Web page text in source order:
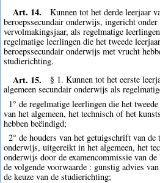
Art. 14.
Kunnen tot het derde leerjaar
beroepssecundair onderwijs, ingericht onder
vervolmakingsjaar, als regelmatige
regelmatige leerlingen die het tweede
beroepssecundair onderwijs met vrucht
studierichting.
Art. 15.
§ 1. Kunnen tot het eerste
algemeen secundair onderwijs als
1° de regelmatige leerlingen die het
van het algemeen, het technisch of het
hebben beëindigd;
2° de houders van het getuigschrift van de
onderwijs, uitgereikt in het algemeen, het
onderwijs door de examencommissie van
de volgende voorwaarde : gunstig advies
de keuze van de studierichting;